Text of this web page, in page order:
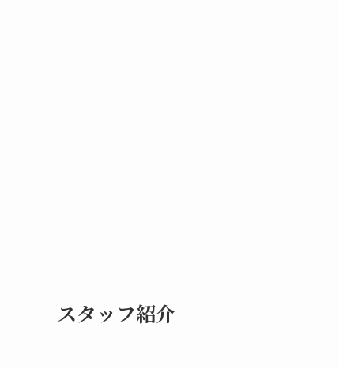
スタッフ紹介